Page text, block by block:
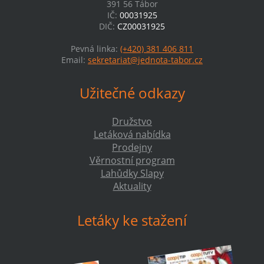
391 56 Tábor
IČ: 00031925
DIČ: CZ00031925
Pevná linka: (+420) 381 406 811
Email: sekretariat@jednota-tabor.cz
Užitečné odkazy
Družstvo
Letáková nabídka
Prodejny
Věrnostní program
Lahůdky Slapy
Aktuality
Letáky ke stažení